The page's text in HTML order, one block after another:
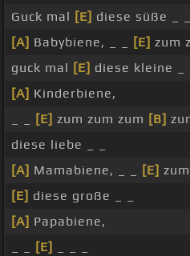
Guck mal [E] diese süße _ _
[A] Babybiene, _ _ [E] zum
guck mal [E] diese kleine _ _
[A] Kinderbiene,
[E] zum zum zum [B]
diese liebe _ _
[A] Mamabiene, _ _ [E]
[E] diese große _ _
[A] Papabiene,
[E]